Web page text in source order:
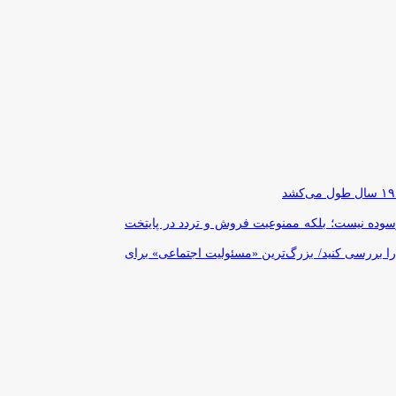
نیست؛ بلکه ممنوعیت فروش و تردد در پایتخت
بررسی کنید/ بزرگ‌ترین «مسئولیت اجتماعی» برای